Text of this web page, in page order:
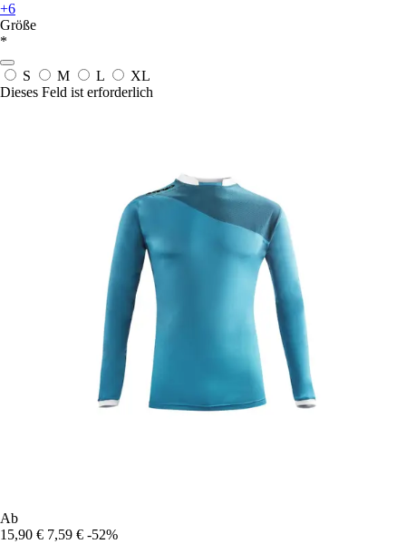
+6
Größe
*
S M L
XL
Dieses Feld ist erforderlich
Ab
15,90 € 7,59 € -52%